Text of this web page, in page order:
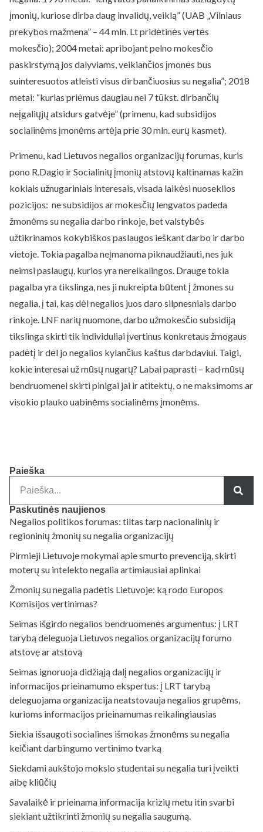
įmonių, kuriose dirba daug invalidų, veiklą” (UAB „Vilniaus
prekybos mažmena” – 44 mln. Lt pridėtinės vertės
mokesčio); 2004 metai: apribojant pelno mokesčio
paskirstymą jos dalyviams, veikiančios įmonės bus
suinteresuotos atleisti visus dirbančiuosius su negalia”; 2018
metai: “kurias priėmus daugiau nei 7 tūkst. dirbančių
neįgaliųjų atsidurs gatvėje” (primenu, kad subsidijos
socialinėms įmonėms artėja prie 30 mln. eurų kasmet).
Primenu, kad Lietuvos negalios organizacijų forumas, kuris
pono R.Dagio ir Socialinių įmonių atstovų kaltinamas kažin
kokiais užnugariniais interesais, visada laikėsi nuoseklios
pozicijos: ne subsidijos ar mokesčių lengvatos padeda
žmonėms su negalia darbo rinkoje, bet valstybės
užtikrinamos kokybiškos paslaugos ieškant darbo ir darbo
vietoje. Tokia pagalba neįmanoma piknaudžiauti, nes juk
neimsi paslaugų, kurios yra nereikalingos. Drauge tokia
pagalba yra tikslinga, nes ji nukreipta būtent į žmones su
negalia, į tai, kas dėl negalios juos daro silpnesniais darbo
rinkoje. LNF narių nuomone, darbo užmokesčio subsidiją
tikslinga skirti tik individuliai įvertinus konkretaus žmogaus
padėtį ir dėl jo negalios kylančius kaštus darbdaviui. Taigi,
kokie interesai už mūsų nugarų? Labai paprasti – kad mūsų
bendruomenei skirti pinigai jai ir atitektų, o ne maksimoms ar
visokio plauko uabinėms socialinėms įmonėms.
Paieška
Paskutinės naujienos
Negalios politikos forumas: tiltas tarp nacionalinių ir
regioninių žmonių su negalia organizacijų
Pirmieji Lietuvoje mokymai apie smurto prevenciją, skirti
moterų su intelekto negalia artimiausiai aplinkai
Žmonių su negalia padėtis Lietuvoje: ką rodo Europos
Komisijos vertinimas?
Seimas išgirdo negalios bendruomenės argumentus: į LRT
tarybą deleguoja Lietuvos negalios organizacijų forumo
atstovę ar atstovą
Seimas ignoruoja didžiąją dalį negalios organizacijų ir
informacijos prieinamumo ekspertus: į LRT tarybą
deleguojama organizacija neatstovauja negalios grupėms,
kurioms informacijos prieinamumas reikalingiausias
Siekia išsaugoti socialines išmokas žmonėms su negalia
keičiant darbingumo vertinimo tvarką
Siekdami aukštojo mokslo studentai su negalia turi įveikti
aibę kliūčių
Savalaikė ir prieinama informacija krizių metu itin svarbi
siekiant užtikrinti žmonių su negalia saugumą.